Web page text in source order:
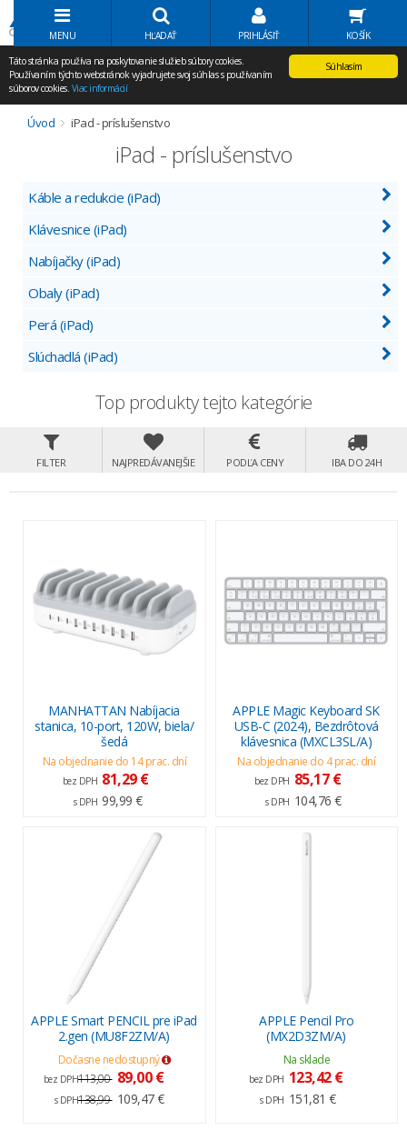
Volať Agem
MENU HĽADAŤ PRIHLÁSIŤ KOŠÍK
Súhlasím
Táto stránka používa na poskytovanie služieb súbory cookies.
Používaním týchto webstránok vyjadrujete svoj súhlas s používaním
súborov cookies. Viac informácií
Úvod iPad - príslušenstvo
iPad - príslušenstvo
Káble a redukcie (iPad)
Klávesnice (iPad)
Nabíjačky (iPad)
Obaly (iPad)
Perá (iPad)
Slúchadlá (iPad)
Top produkty tejto kategórie
FILTER NAJPREDÁVANEJŠIE PODĽA CENY IBA DO 24H
MANHATTAN Nabíjacia
stanica, 10-port, 120W, biela/
šedá
Na objednanie do 14 prac. dní
bez DPH 81,29 €
s DPH 99,99 €
APPLE Magic Keyboard SK
USB-C (2024), Bezdrôtová
klávesnica (MXCL3SL/A)
Na objednanie do 4 prac. dní
bez DPH 85,17 €
s DPH 104,76 €
APPLE Smart PENCIL pre iPad
2.gen (MU8F2ZM/A)
Dočasne nedostupný
bez DPH113,00 89,00 €
s DPH138,99 109,47 €
APPLE Pencil Pro
(MX2D3ZM/A)
Na sklade
bez DPH 123,42 €
s DPH 151,81 €